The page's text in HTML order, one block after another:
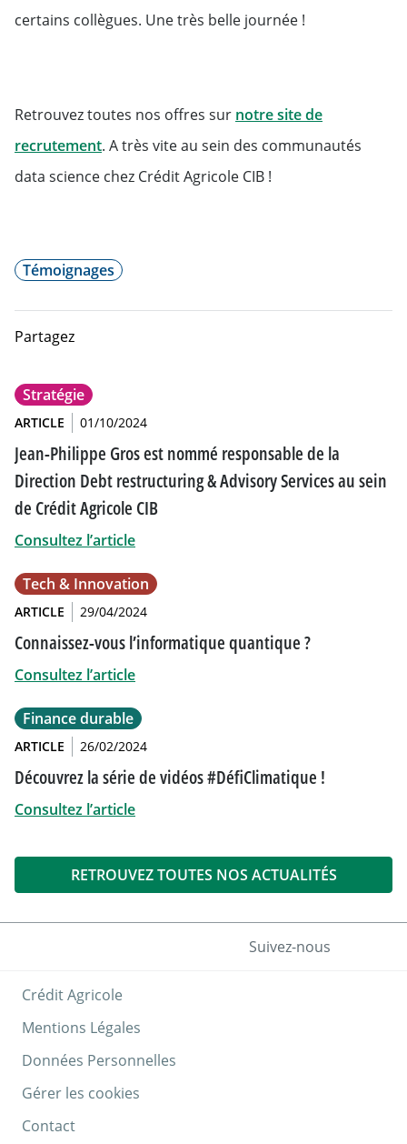
certains collègues. Une très belle journée !
Retrouvez toutes nos offres sur notre site de
recrutementWill open in a new tab
. A très vite au sein des communautés
data science chez Crédit Agricole CIB !
Témoignages
Partagez
Stratégie
ARTICLE 01/10/2024
Jean-Philippe Gros est nommé responsable de la
Direction Debt restructuring & Advisory Services au sein
de Crédit Agricole CIB
Consultez l’article
Tech & Innovation
ARTICLE 29/04/2024
Connaissez-vous l’informatique quantique ?
Consultez l’article
Finance durable
ARTICLE 26/02/2024
Découvrez la série de vidéos #DéfiClimatique !
Consultez l’article
RETROUVEZ TOUTES NOS ACTUALITÉS
Crédit Agricole
Mentions Légales
Données Personnelles
Gérer les cookies
Contact
Suivez-nous